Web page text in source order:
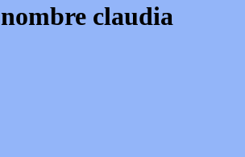
nombre claudia